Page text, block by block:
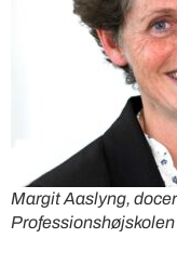
Margit Aaslyng,